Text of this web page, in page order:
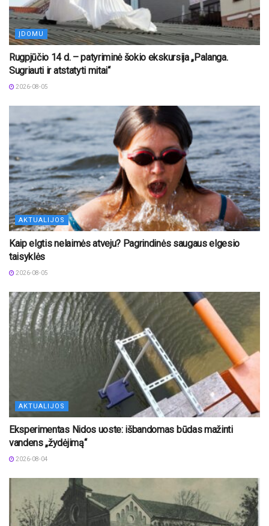
ĮDOMU
Rugpjūčio 14 d. – patyriminė šokio ekskursija „Palanga.
Sugriauti ir atstatyti mitai“
2026-08-05
AKTUALIJOS
Kaip elgtis nelaimės atveju? Pagrindinės saugaus elgesio
taisyklės
2026-08-05
AKTUALIJOS
Eksperimentas Nidos uoste: išbandomas būdas mažinti
vandens „žydėjimą“
2026-08-04